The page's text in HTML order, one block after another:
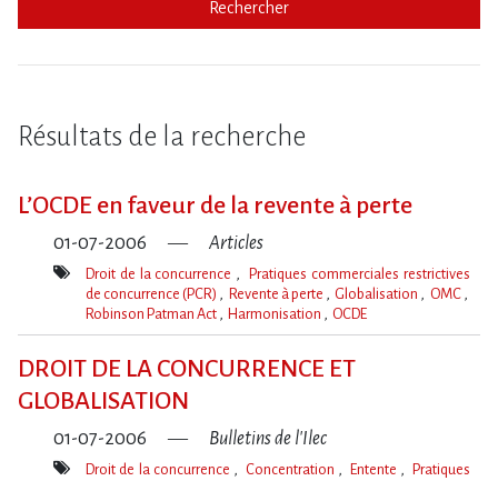
Rechercher
Résultats de la recherche
L’OCDE en faveur de la revente à perte
01-07-2006 Articles
Mot(s)-
Droit de la concurrence
Pratiques commerciales restrictives
de concurrence (PCR)
Revente à perte Globalisation
OMC
Robinson Patman Act
Harmonisation OCDE
DROIT DE LA CONCURRENCE ET
GLOBALISATION
01-07-2006 Bulletins de l'Ilec
Droit de la concurrence Concentration Entente
Pratiques